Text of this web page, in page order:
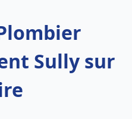
Sully sur